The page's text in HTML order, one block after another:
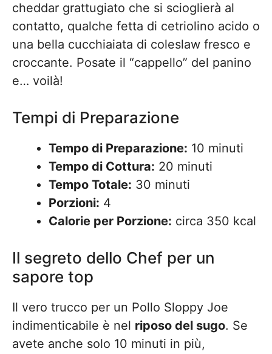
cheddar grattugiato che si scioglierà al
contatto, qualche fetta di cetriolino acido o
una bella cucchiaiata di coleslaw fresco e
croccante. Posate il “cappello” del panino
e… voilà!
Tempi di Preparazione
Tempo di Preparazione: 10 minuti
Tempo di Cottura: 20 minuti
Tempo Totale: 30 minuti
Porzioni: 4
Calorie per Porzione: circa 350 kcal
Il segreto dello Chef per un
sapore top
Il vero trucco per un Pollo Sloppy Joe
indimenticabile è nel riposo del sugo. Se
avete anche solo 10 minuti in più,